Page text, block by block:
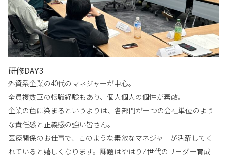
研修DAY3
外資系企業の40代のマネジャーが中心。
全員複数回の転職経験もあり、個人個人の個性が素敵。
企業の色に染まるというよりは、各部門が一つの会社単位のよう
な責任感と正義感の強い皆さん。
医療関係のお仕事で、このような素敵なマネジャーが活躍してく
れていると嬉しくなります。課題はやはりZ世代のリーダー育成